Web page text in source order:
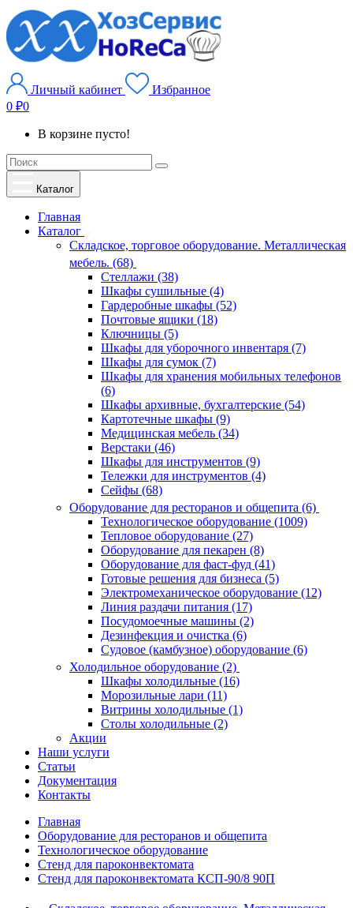
Личный кабинет
Избранное
0 ₽0
В корзине пусто!
Каталог
Главная
Каталог
Складское, торговое оборудование. Металлическая
мебель. (68)
Стеллажи (38)
Шкафы сушильные (4)
Гардеробные шкафы (52)
Почтовые ящики (18)
Ключницы (5)
Шкафы для уборочного инвентаря (7)
Шкафы для сумок (7)
Шкафы для хранения мобильных телефонов
(6)
Шкафы архивные, бухгалтерские (54)
Картотечные шкафы (9)
Медицинская мебель (34)
Верстаки (46)
Шкафы для инструментов (9)
Тележки для инструментов (4)
Сейфы (68)
Оборудование для ресторанов и общепита (6)
Технологическое оборудование (1009)
Тепловое оборудование (27)
Оборудование для пекарен (8)
Оборудование для фаст-фуд (41)
Готовые решения для бизнеса (5)
Электромеханическое оборудование (12)
Линия раздачи питания (17)
Посудомоечные машины (2)
Дезинфекция и очистка (6)
Судовое (камбузное) оборудование (6)
Холодильное оборудование (2)
Шкафы холодильные (16)
Морозильные лари (11)
Витрины холодильные (1)
Столы холодильные (2)
Акции
Наши услуги
Статьи
Документация
Контакты
Главная
Оборудование для ресторанов и общепита
Технологическое оборудование
Стенд для пароконвектомата
Стенд для пароконвектомата КСП-90/8 90П